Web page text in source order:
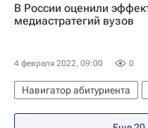
Валерий Фальков
В России оценили
медиастратегий вузов
4 февраля 2022, 09:00 0
Навигатор абитуриента
Наталья Тюрина